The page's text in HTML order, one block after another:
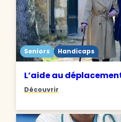
Seniors Handicaps
L’aide au
Découvrir